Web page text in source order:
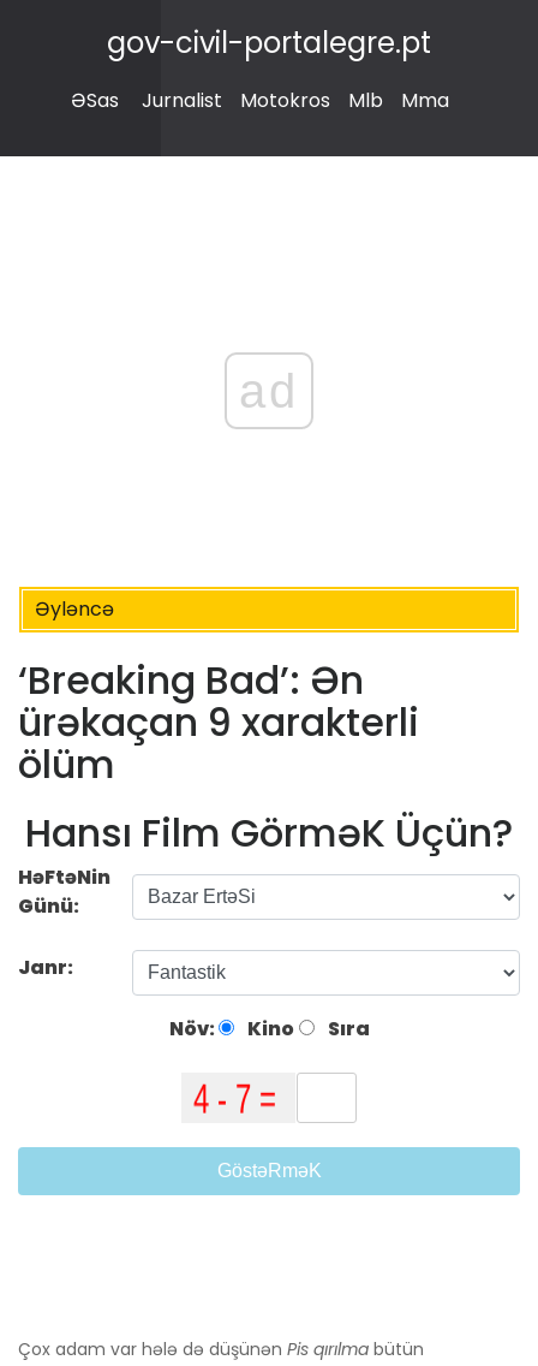
gov-civil-portalegre.pt
ƏSas Jurnalist Motokros Mlb Mma
ad
Əyləncə
‘Breaking Bad’: Ən
ürəkaçan 9 xarakterli
ölüm
Hansı Film GörməK Üçün?
HəFtəNin
Günü:
Janr:
Növ: Kino Sıra
GöstəRməK
Çox adam var hələ də düşünən Pis qırılma bütün